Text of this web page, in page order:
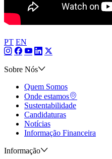
PT EN
Sobre Nós
Quem Somos
Onde estamos
Sustentabilidade
Candidaturas
Notícias
Informação Financeira
Informação